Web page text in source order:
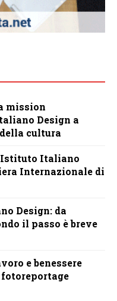
mission
Design a
cultura
Italiano
Internazionale di
Design: da
il passo è breve
e benessere